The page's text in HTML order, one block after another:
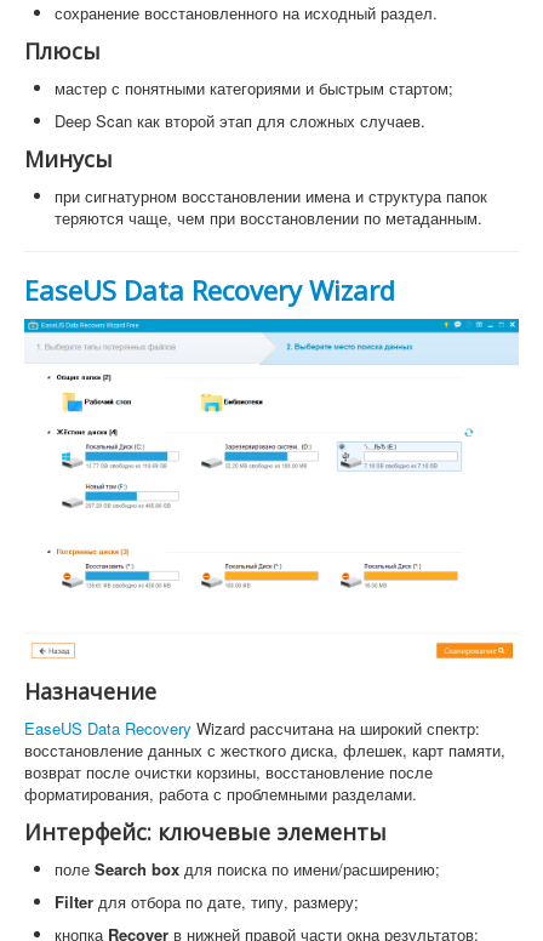
сохранение восстановленного на исходный раздел.
Плюсы
мастер с понятными категориями и быстрым стартом;
Deep Scan как второй этап для сложных случаев.
Минусы
при сигнатурном восстановлении имена и структура папок
теряются чаще, чем при восстановлении по метаданным.
EaseUS Data Recovery Wizard
Назначение
EaseUS Data Recovery Wizard рассчитана на широкий спектр:
восстановление данных с жесткого диска, флешек, карт памяти,
возврат после очистки корзины, восстановление после
форматирования, работа с проблемными разделами.
Интерфейс: ключевые элементы
поле Search box для поиска по имени/расширению;
Filter для отбора по дате, типу, размеру;
кнопка Recover в нижней правой части окна результатов;